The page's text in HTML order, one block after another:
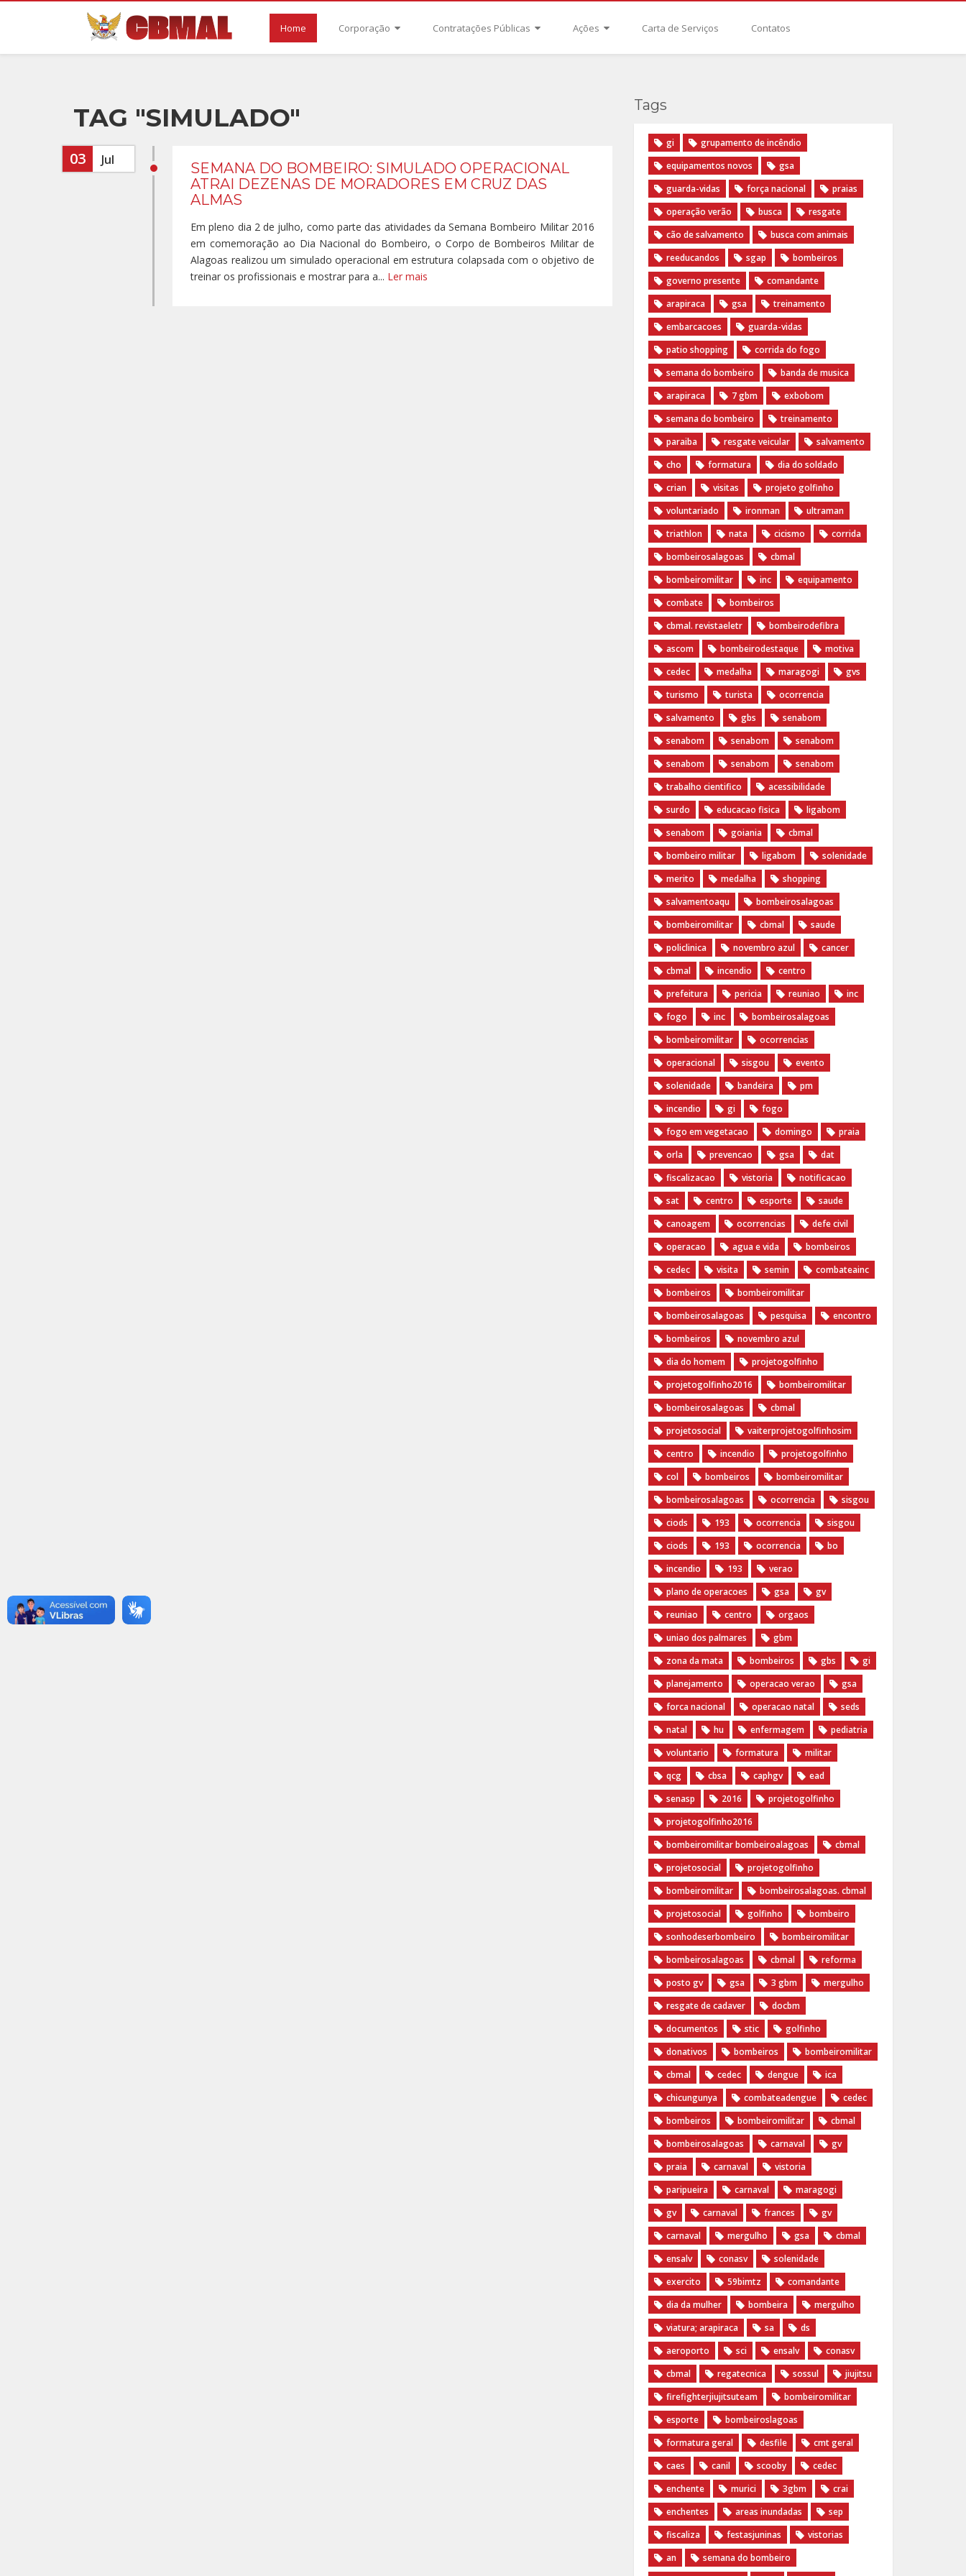
Home Corporação Contratações Públicas Ações Carta de Serviços Contatos
TAG "SIMULADO"
03 Jul
SEMANA DO BOMBEIRO: SIMULADO OPERACIONAL
ATRAI DEZENAS DE MORADORES EM CRUZ DAS
ALMAS
Em pleno dia 2 de julho, como parte das atividades da Semana Bombeiro Militar 2016
em comemoração ao Dia Nacional do Bombeiro, o Corpo de Bombeiros Militar de
Alagoas realizou um simulado operacional em estrutura colapsada com o objetivo de
treinar os profissionais e mostrar para a... Ler mais
Tags
gi
grupamento de incêndio
equipamentos novos
gsa
guarda-vidas
força nacional
praias
operação verão
busca
resgate
cão de salvamento
busca com animais
reeducandos
sgap
bombeiros
governo presente
comandante
arapiraca
gsa
treinamento
embarcacoes
guarda-vidas
patio shopping
corrida do fogo
semana do bombeiro
banda de musica
arapiraca
7 gbm
exbobom
semana do bombeiro
treinamento
paraiba
resgate veicular
salvamento
cho
formatura
dia do soldado
crian
visitas
projeto golfinho
voluntariado
ironman
ultraman
triathlon
nata cicismo
corrida
bombeirosalagoas
cbmal
bombeiromilitar
inc
equipamento
combate
bombeiros
cbmal. revistaeletr
bombeirodefibra
ascom
bombeirodestaque
motiva
cedec
medalha maragogi
gvs
turismo
turista
ocorrencia
salvamento
gbs
senabom
senabom
senabom
senabom
senabom
senabom
senabom
trabalho cientifico
acessibilidade
surdo
educacao fisica
ligabom
senabom
goiania
cbmal
bombeiro militar
ligabom
solenidade
merito
medalha
shopping
salvamentoaqu
bombeirosalagoas
bombeiromilitar
cbmal
saude
policlinica
novembro azul
cancer
cbmal
incendio
centro
prefeitura
pericia reuniao
inc
fogo
inc
bombeirosalagoas
bombeiromilitar
ocorrencias
operacional
sisgou
evento
solenidade
bandeira
pm
incendio
gi
fogo
fogo em vegetacao
domingo
praia
orla
prevencao gsa
dat
fiscalizacao
vistoria
notificacao
sat
centro esporte
saude
canoagem
ocorrencias
defe civil
operacao
agua e vida
bombeiros
cedec
visita semin
combateainc
bombeiros
bombeiromilitar
bombeirosalagoas
pesquisa
encontro
bombeiros
novembro azul
dia do homem
‪projetogolfinho‬
‎projetogolfinho2016
‎bombeiromilitar‬
‎bombeirosalagoas‬
‎cbmal‬
‎projetosocial‬‪
vaiterprojetogolfinhosim‬
centro
incendio
projetogolfinho
col
bombeiros
bombeiromilitar
bombeirosalagoas
ocorrencia
sisgou
ciods
193 ocorrencia
sisgou
ciods
193 ocorrencia
bo
incendio
193
verao
plano de operacoes
gsa
gv
reuniao
centro
orgaos
uniao dos palmares
gbm
zona da mata
bombeiros gbs
gi
planejamento
operacao verao
gsa
forca nacional
operacao natal
seds
natal
hu enfermagem
pediatria
voluntario
formatura
militar
qcg
cbsa caphgv
ead
senasp
2016
projetogolfinho
projetogolfinho2016
bombeiromilitar bombeiroalagoas
cbmal
projetosocial
projetogolfinho
bombeiromilitar
bombeirosalagoas. cbmal
projetosocial
golfinho
bombeiro
sonhodeserbombeiro
bombeiromilitar
bombeirosalagoas
cbmal
reforma
posto gv
gsa 3 gbm
mergulho
resgate de cadaver
docbm
documentos
stic
golfinho
donativos
bombeiros
bombeiromilitar
cbmal
cedec dengue
ica
chicungunya
combateadengue
cedec
bombeiros
bombeiromilitar
cbmal
bombeirosalagoas
carnaval
gv
praia
carnaval
vistoria
paripueira
carnaval
maragogi
gv
carnaval frances
gv
carnaval
mergulho gsa
cbmal
ensalv
conasv
solenidade
exercito
59bimtz
comandante
dia da mulher
bombeira
mergulho
viatura; arapiraca
sa
ds
aeroporto
sci ensalv
conasv
cbmal
regatecnica sossul
jiujitsu
firefighterjiujitsuteam
bombeiromilitar
esporte
bombeiroslagoas
formatura geral
desfile
cmt geral
caes
canil scooby
cedec
enchente
murici 3gbm
crai
enchentes
areas inundadas
sep
fiscaliza
festasjuninas
vistorias
an
semana do bombeiro